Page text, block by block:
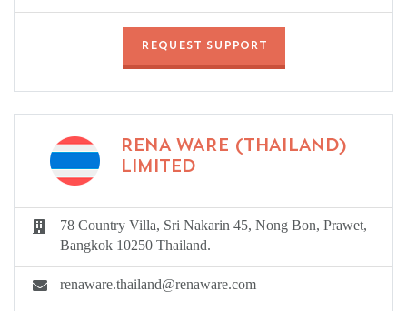
REQUEST SUPPORT
RENA WARE (THAILAND)
LIMITED
78 Country Villa, Sri Nakarin 45, Nong Bon, Prawet,
Bangkok 10250 Thailand.
renaware.thailand@renaware.com